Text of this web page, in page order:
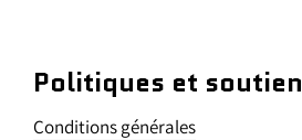
Politiques et soutien
Conditions générales